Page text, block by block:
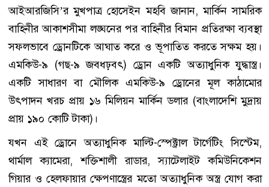
আইআরজিসি’র মুখপাত্র হোসেইন মহবি জানান, মার্কিন সামরিক
বাহিনীর আকাশসীমা লঙ্ঘনের পর বাহিনীর বিমান প্রতিরক্ষা ব্যবস্থা
সফলভাবে ড্রোনটিকে আঘাত করে ও ভূপাতিত করতে সক্ষম হয়।
এমকিউ-৯ (গছ-৯ জবধঢ়বৎ) ড্রোন একটি অত্যাধুনিক যুদ্ধাস্ত্র।
একটি সাধারণ বা মৌলিক এমকিউ-৯ ড্রোনের মূল কাঠামোর
উৎপাদন খরচ প্রায় ১৬ মিলিয়ন মার্কিন ডলার (বাংলাদেশি মুদ্রায়
প্রায় ১৯০ কোটি টাকা)।
যখন এই ড্রোনে অত্যাধুনিক মাল্টি-স্পেক্ট্রাল টার্গেটিং সিস্টেম,
থার্মাল ক্যামেরা, শক্তিশালী রাডার, স্যাটেলাইট কমিউনিকেশন
গিয়ার ও হেলফায়ার ক্ষেপণাস্ত্রের মতো অত্যাধুনিক অস্ত্র যোগ করা